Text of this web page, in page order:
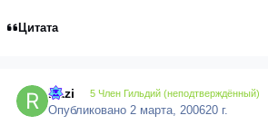
Цитата
Razi 5 Член Гильдий (неподтверждённый)
Опубликовано 2 марта, 200620 г.